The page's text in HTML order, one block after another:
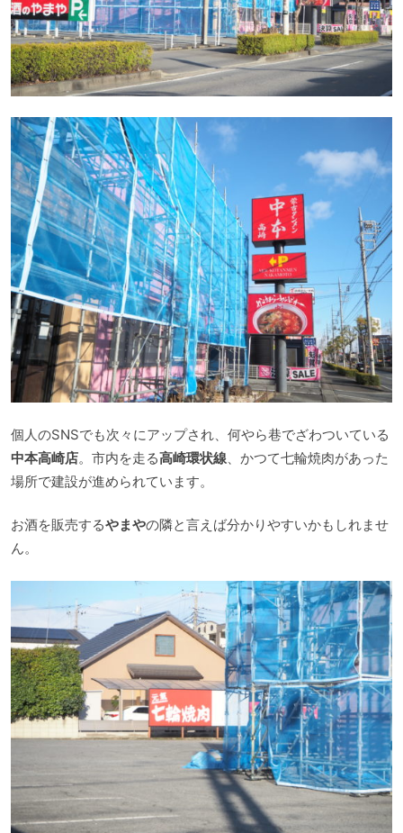
個人のSNSでも次々にアップされ、何やら巷でざわついている
中本高崎店。市内を走る高崎環状線、かつて七輪焼肉があった
場所で建設が進められています。
お酒を販売するやまやの隣と言えば分かりやすいかもしれませ
ん。